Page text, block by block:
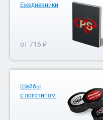
Ежедневники
от 716 ₽
Шайбы
с логотипом